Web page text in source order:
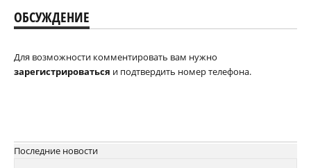
ОБСУЖДЕНИЕ
Для возможности комментировать вам нужно
зарегистрироваться и подтвердить номер телефона.
Последние новости